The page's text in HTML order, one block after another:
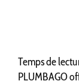
Temps de
PLUMBAGO